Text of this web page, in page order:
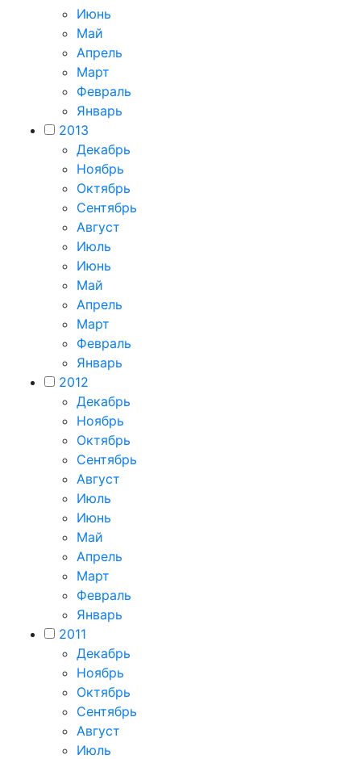
Июнь
Май
Апрель
Март
Февраль
Январь
2013
Декабрь
Ноябрь
Октябрь
Сентябрь
Август
Июль
Июнь
Май
Апрель
Март
Февраль
Январь
2012
Декабрь
Ноябрь
Октябрь
Сентябрь
Август
Июль
Июнь
Май
Апрель
Март
Февраль
Январь
2011
Декабрь
Ноябрь
Октябрь
Сентябрь
Август
Июль